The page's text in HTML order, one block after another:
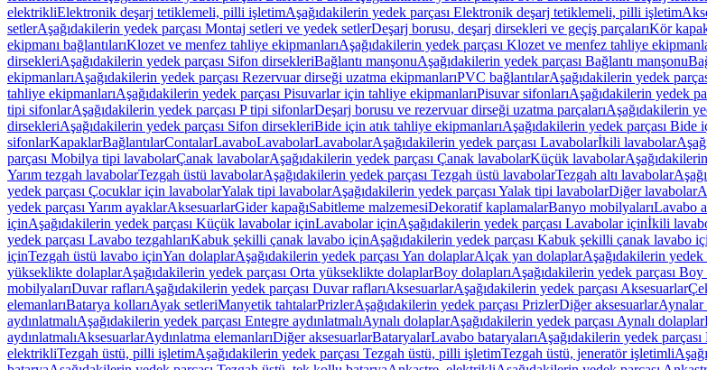
elektrikliElektronik deşarj tetiklemeli, pilli işletimAşağıdakilerin yedek parçası Elektronik deşarj tetiklemeli, pilli işletim
setlerAşağıdakilerin yedek parçası Montaj setleri ve yedek setlerDeşarj borusu, deşarj dirsekleri ve geçiş parçalarıKör
ekipmanı bağlantılarıKlozet ve menfez tahliye ekipmanlarıAşağıdakilerin yedek parçası Klozet ve menfez tahliye
dirsekleriAşağıdakilerin yedek parçası Sifon dirsekleriBağlantı manşonuAşağıdakilerin yedek parçası Bağlantı manşonu
ekipmanlarıAşağıdakilerin yedek parçası Rezervuar dirseği uzatma ekipmanlarıPVC bağlantılarAşağıdakilerin yedek
tahliye ekipmanlarıAşağıdakilerin yedek parçası Pisuvarlar için tahliye ekipmanlarıPisuvar sifonlarıAşağıdakilerin yedek
tipi sifonlarAşağıdakilerin yedek parçası P tipi sifonlarDeşarj borusu ve rezervuar dirseği uzatma parçalarıAşağıdakilerin
dirsekleriAşağıdakilerin yedek parçası Sifon dirsekleriBide için atık tahliye ekipmanlarıAşağıdakilerin yedek parçası Bide
sifonlarKapaklarBağlantılarContalarLavaboLavabolarLavabolarAşağıdakilerin yedek parçası Lavabolarİkili lavabolar
parçası Mobilya tipi lavabolarÇanak lavabolarAşağıdakilerin yedek parçası Çanak lavabolarKüçük lavabolar
Yarım tezgah lavabolarTezgah üstü lavabolarAşağıdakilerin yedek parçası Tezgah üstü lavabolarTezgah altı lavabolar
yedek parçası Çocuklar için lavabolarYalak tipi lavabolarAşağıdakilerin yedek parçası Yalak tipi lavabolarDiğer lavabolar
yedek parçası Yarım ayaklarAksesuarlarGider kapağıSabitleme malzemesiDekoratif kaplamalarBanyo mobilyalarıLavabo
içinAşağıdakilerin yedek parçası Küçük lavabolar içinLavabolar içinAşağıdakilerin yedek parçası Lavabolar içinİkili
yedek parçası Lavabo tezgahlarıKabuk şekilli çanak lavabo içinAşağıdakilerin yedek parçası Kabuk şekilli çanak lavabo
içinTezgah üstü lavabo içinYan dolaplarAşağıdakilerin yedek parçası Yan dolaplarAlçak yan dolaplarAşağıdakilerin
yükseklikte dolaplarAşağıdakilerin yedek parçası Orta yükseklikte dolaplarBoy dolaplarıAşağıdakilerin yedek parçası Boy
mobilyalarıDuvar raflarıAşağıdakilerin yedek parçası Duvar raflarıAksesuarlarAşağıdakilerin yedek parçası Aksesuarlar
elemanlarıBatarya kollarıAyak setleriManyetik tahtalarPrizlerAşağıdakilerin yedek parçası PrizlerDiğer aksesuarlarAynalar
aydınlatmalıAşağıdakilerin yedek parçası Entegre aydınlatmalıAynalı dolaplarAşağıdakilerin yedek parçası Aynalı dolaplar
aydınlatmalıAksesuarlarAydınlatma elemanlarıDiğer aksesuarlarBataryalarLavabo bataryalarıAşağıdakilerin yedek
elektrikliTezgah üstü, pilli işletimAşağıdakilerin yedek parçası Tezgah üstü, pilli işletimTezgah üstü, jeneratör işletimli